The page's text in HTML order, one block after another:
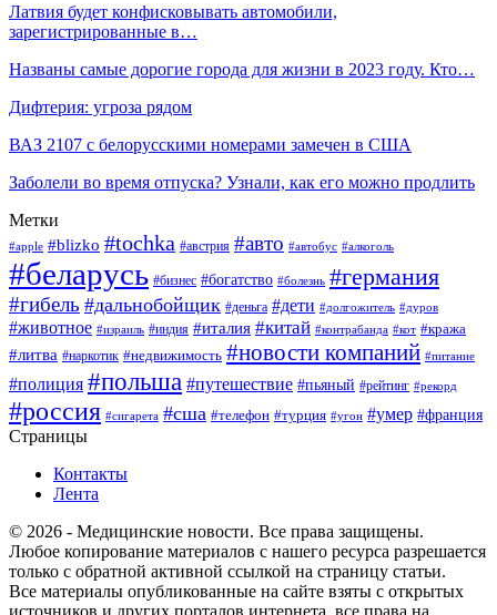
Латвия будет конфисковывать автомобили,
зарегистрированные в…
Названы самые дорогие города для жизни в 2023 году. Кто…
Дифтерия: угроза рядом
ВАЗ 2107 с белорусскими номерами замечен в США
Заболели во время отпуска? Узнали, как его можно продлить
Метки
#apple #blizko #tochka #австрия #авто #автобус #алкоголь
#беларусь #бизнес #богатство #болезнь #германия
#гибель #дальнобойщик #деньга #дети #долгожитель #дуров
#животное #израиль #индия #италия #китай #контрабанда #кот #кража
#литва #наркотик #недвижимость #новости компаний #питание
#полиция #польша #путешествие #пьяный #рейтинг #рекорд
#россия #сигарета #сша #телефон #турция #угон #умер #франция
Страницы
Контакты
Лента
© 2026 - Медицинские новости. Все права защищены.
Любое копирование материалов с нашего ресурса разрешается
только с обратной активной ссылкой на страницу статьи.
Все материалы опубликованные на сайте взяты с открытых
источников и других порталов интернета, все права на